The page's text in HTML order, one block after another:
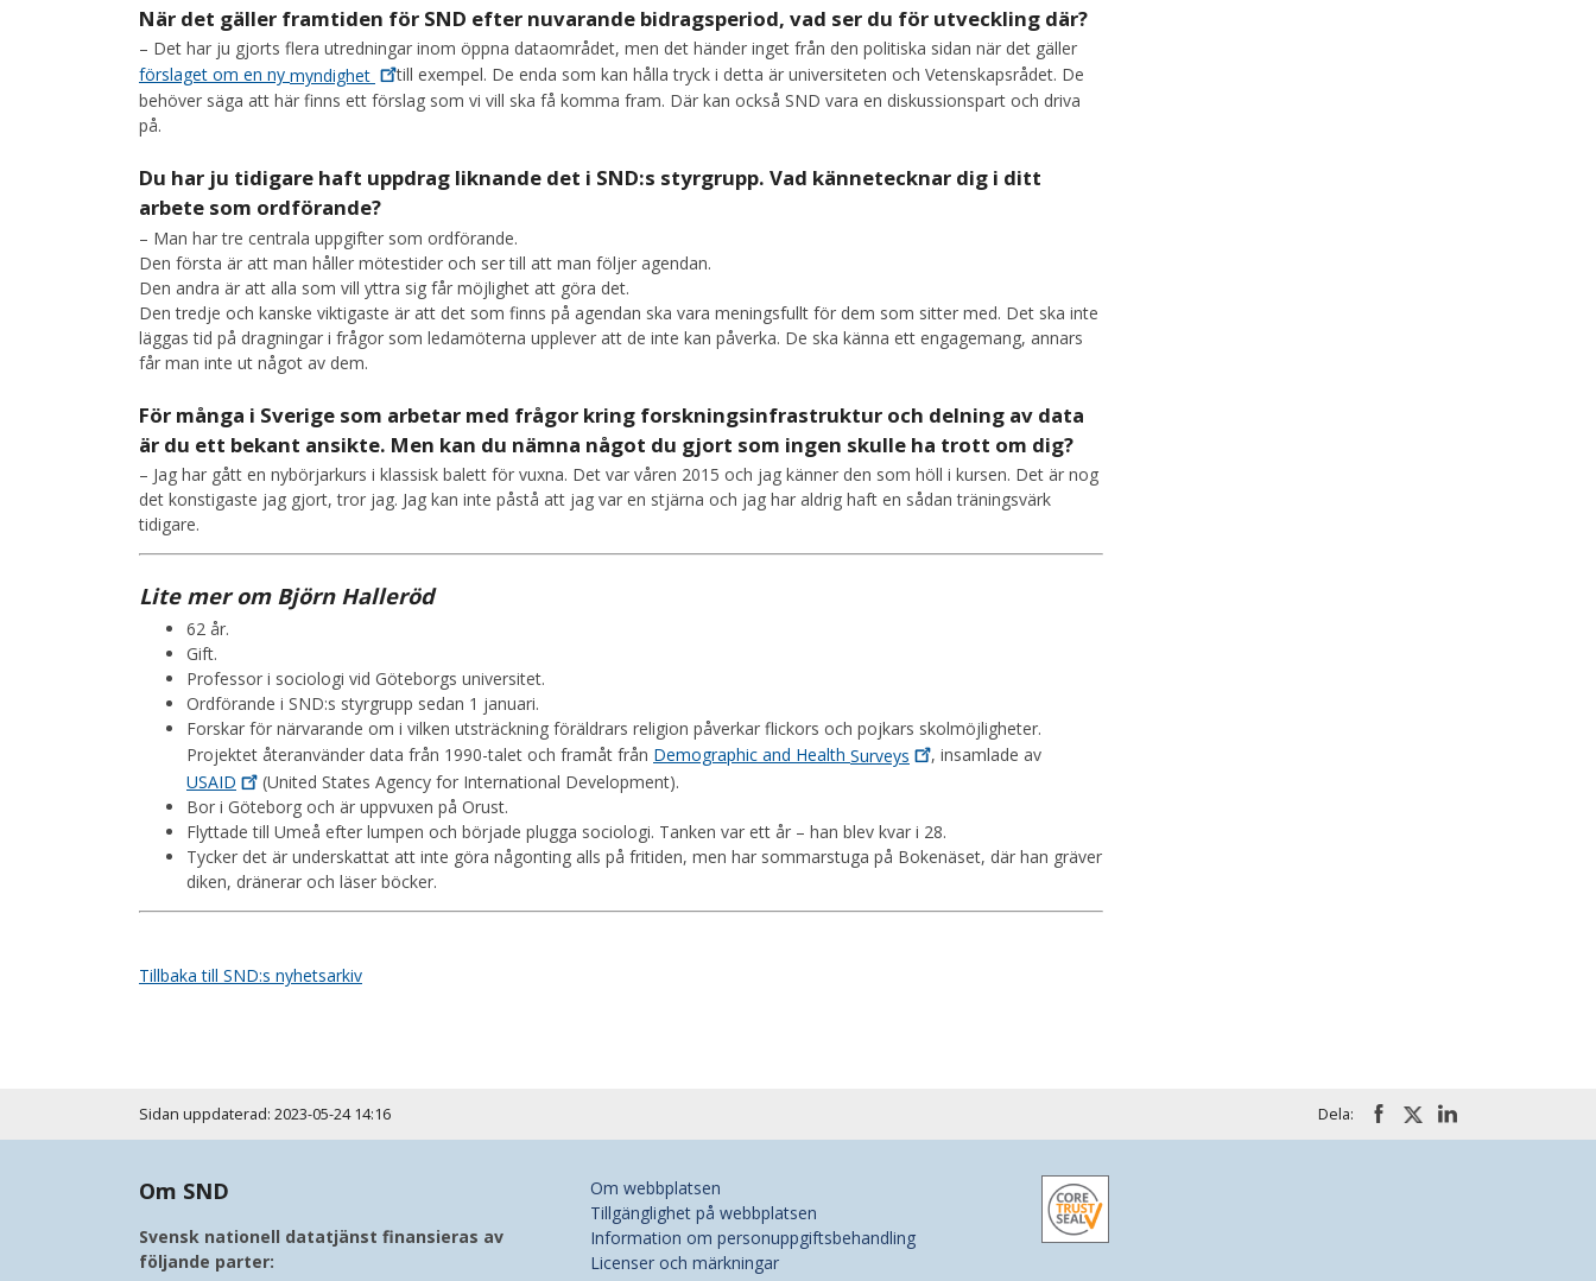
När det gäller framtiden för SND efter nuvarande bidragsperiod, vad ser du för utveckling där?
– Det har ju gjorts flera utredningar inom öppna dataområdet, men det händer inget från den politiska sidan när det gäller
förslaget om en ny myndighet
till exempel. De enda som kan hålla tryck i detta är universiteten och Vetenskapsrådet. De
behöver säga att här finns ett förslag som vi vill ska få komma fram. Där kan också SND vara en diskussionspart och driva
på.
Du har ju tidigare haft uppdrag liknande det i SND:s styrgrupp. Vad kännetecknar dig i ditt
arbete som ordförande?
– Man har tre centrala uppgifter som ordförande.
Den första är att man håller mötestider och ser till att man följer agendan.
Den andra är att alla som vill yttra sig får möjlighet att göra det.
Den tredje och kanske viktigaste är att det som finns på agendan ska vara meningsfullt för dem som sitter med. Det ska inte
läggas tid på dragningar i frågor som ledamöterna upplever att de inte kan påverka. De ska känna ett engagemang, annars
får man inte ut något av dem.
För många i Sverige som arbetar med frågor kring forskningsinfrastruktur och delning av data
är du ett bekant ansikte. Men kan du nämna något du gjort som ingen skulle ha trott om dig?
– Jag har gått en nybörjarkurs i klassisk balett för vuxna. Det var våren 2015 och jag känner den som höll i kursen. Det är nog
det konstigaste jag gjort, tror jag. Jag kan inte påstå att jag var en stjärna och jag har aldrig haft en sådan träningsvärk
tidigare.
Lite mer om Björn Halleröd
62 år.
Gift.
Professor i sociologi vid Göteborgs universitet.
Ordförande i SND:s styrgrupp sedan 1 januari.
Forskar för närvarande om i vilken utsträckning föräldrars religion påverkar flickors och pojkars skolmöjligheter.
Projektet återanvänder data från 1990-talet och framåt från Demographic and Health Surveys
, insamlade av
USAID
(United States Agency for International Development).
Bor i Göteborg och är uppvuxen på Orust.
Flyttade till Umeå efter lumpen och började plugga sociologi. Tanken var ett år – han blev kvar i 28.
Tycker det är underskattat att inte göra någonting alls på fritiden, men har sommarstuga på Bokenäset, där han gräver
diken, dränerar och läser böcker.
Tillbaka till SND:s nyhetsarkiv
Sidan uppdaterad: 2023-05-24 14:16 Dela:
Om SND
Svensk nationell datatjänst finansieras av
följande parter:
Om webbplatsen
Tillgänglighet på webbplatsen
Information om personuppgiftsbehandling
Licenser och märkningar